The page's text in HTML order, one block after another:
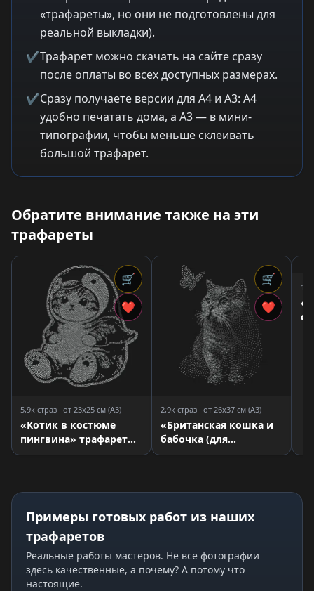
«трафареты», но они не подготовлены для
реальной выкладки).
✔Трафарет можно скачать на сайте сразу
после оплаты во всех доступных размерах.
✔Сразу получаете версии для A4 и A3: A4
удобно печатать дома, а A3 — в мини-
типографии, чтобы меньше склеивать
большой трафарет.
Обратите внимание также на эти
трафареты
🛒
❤
5,9к страз · от 23x25 см (A3)
«Котик в костюме
пингвина» трафарет
для страз
🛒
❤
2,9к страз · от 26x37 см (A3)
«Британская кошка и
бабочка (для
футболки)» трафарет
Примеры готовых работ из наших
трафаретов
Реальные работы мастеров. Не все фотографии
здесь качественные, а почему? А потому что
настоящие.